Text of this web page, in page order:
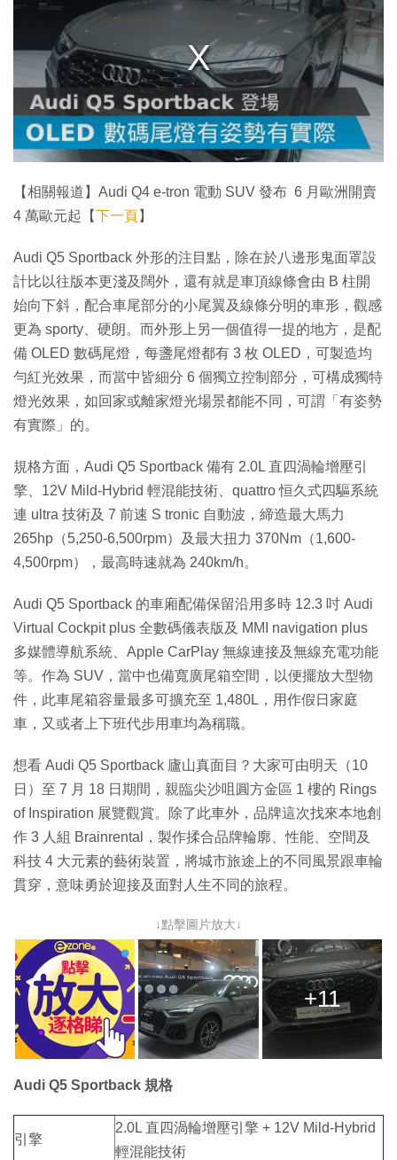
a
d
.
【相關報道】Audi Q4 e-tron 電動 SUV 發布 6 月歐洲開賣
4 萬歐元起【下一頁】
Audi Q5 Sportback 外形的注目點，除在於八邊形鬼面罩設
計比以往版本更淺及闊外，還有就是車頂線條會由 B 柱開
始向下斜，配合車尾部分的小尾翼及線條分明的車形，觀感
更為 sporty、硬朗。而外形上另一個值得一提的地方，是配
備 OLED 數碼尾燈，每盞尾燈都有 3 枚 OLED，可製造均
勻紅光效果，而當中皆細分 6 個獨立控制部分，可構成獨特
燈光效果，如回家或離家燈光場景都能不同，可謂「有姿勢
有實際」的。
規格方面，Audi Q5 Sportback 備有 2.0L 直四渦輪增壓引
擎、12V Mild-Hybrid 輕混能技術、quattro 恒久式四驅系統
連 ultra 技術及 7 前速 S tronic 自動波，締造最大馬力
265hp（5,250-6,500rpm）及最大扭力 370Nm（1,600-
4,500rpm），最高時速就為 240km/h。
Audi Q5 Sportback 的車廂配備保留沿用多時 12.3 吋 Audi
Virtual Cockpit plus 全數碼儀表版及 MMI navigation plus
多媒體導航系統、Apple CarPlay 無線連接及無線充電功能
等。作為 SUV，當中也備寬廣尾箱空間，以便擺放大型物
件，此車尾箱容量最多可擴充至 1,480L，用作假日家庭
車，又或者上下班代步用車均為稱職。
想看 Audi Q5 Sportback 廬山真面目？大家可由明天（10
日）至 7 月 18 日期間，親臨尖沙咀圓方金區 1 樓的 Rings
of Inspiration 展覽觀賞。除了此車外，品牌這次找來本地創
作 3 人組 Brainrental，製作揉合品牌輪廓、性能、空間及
科技 4 大元素的藝術裝置，將城市旅途上的不同風景跟車輪
貫穿，意味勇於迎接及面對人生不同的旅程。
↓點擊圖片放大↓
+11
Audi Q5 Sportback 規格
引擎
2.0L 直四渦輪增壓引擎 + 12V Mild-Hybrid
輕混能技術